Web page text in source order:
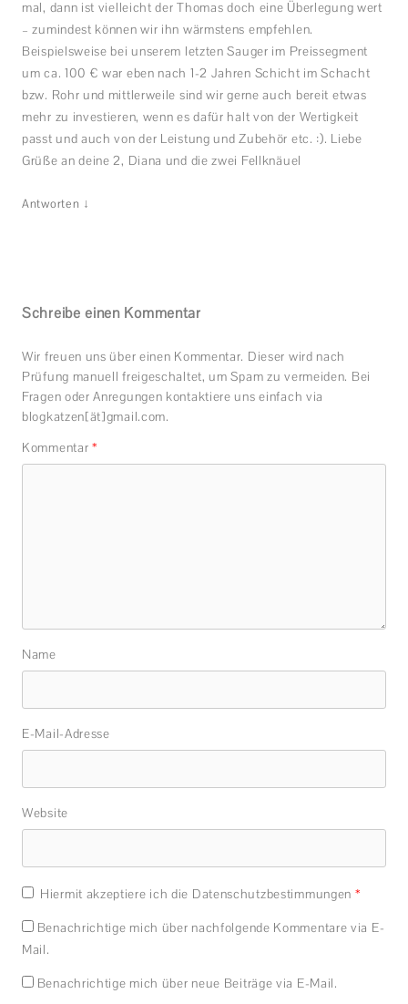
mal, dann ist vielleicht der Thomas doch eine Überlegung wert
– zumindest können wir ihn wärmstens empfehlen.
Beispielsweise bei unserem letzten Sauger im Preissegment
um ca. 100 € war eben nach 1-2 Jahren Schicht im Schacht
bzw. Rohr und mittlerweile sind wir gerne auch bereit etwas
mehr zu investieren, wenn es dafür halt von der Wertigkeit
passt und auch von der Leistung und Zubehör etc. :). Liebe
Grüße an deine 2, Diana und die zwei Fellknäuel
Antworten ↓
Schreibe einen Kommentar
Wir freuen uns über einen Kommentar. Dieser wird nach
Prüfung manuell freigeschaltet, um Spam zu vermeiden. Bei
Fragen oder Anregungen kontaktiere uns einfach via
blogkatzen[ät]gmail.com.
Kommentar *
Name
E-Mail-Adresse
Website
Hiermit akzeptiere ich die Datenschutzbestimmungen *
Benachrichtige mich über nachfolgende Kommentare via E-
Mail.
Benachrichtige mich über neue Beiträge via E-Mail.